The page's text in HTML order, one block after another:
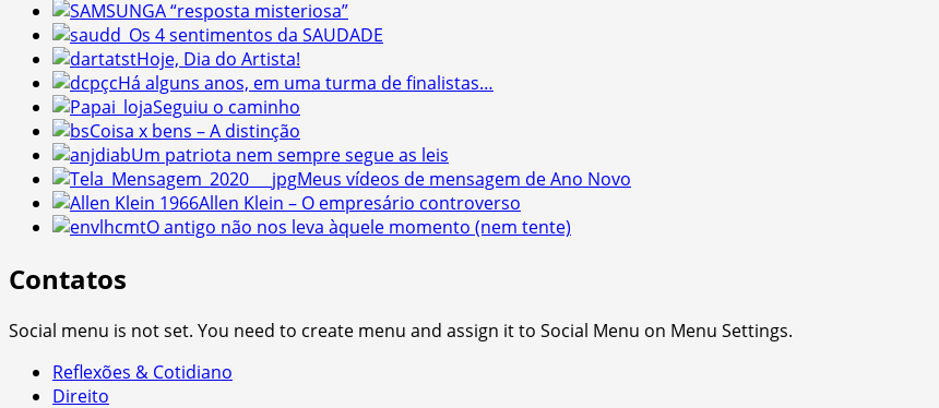
A “resposta misteriosa”
Os 4 sentimentos da SAUDADE
Hoje, Dia do Artista!
Há alguns anos, em uma turma de finalistas…
Seguiu o caminho
Coisa x bens – A distinção
Um patriota nem sempre segue as leis
Meus vídeos de mensagem de Ano Novo
Allen Klein – O empresário controverso
O antigo não nos leva àquele momento (nem tente)
Contatos
Social menu is not set. You need to create menu and assign it to Social Menu on Menu Settings.
Reflexões & Cotidiano
Direito